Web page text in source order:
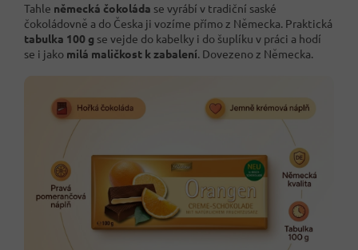
Tahle německá čokoláda se vyrábí v tradiční saské
čokoládovně a do Česka ji vozíme přímo z Německa. Praktická
tabulka 100 g se vejde do kabelky i do šuplíku v práci a hodí
se i jako milá maličkost k zabalení. Dovezeno z Německa.